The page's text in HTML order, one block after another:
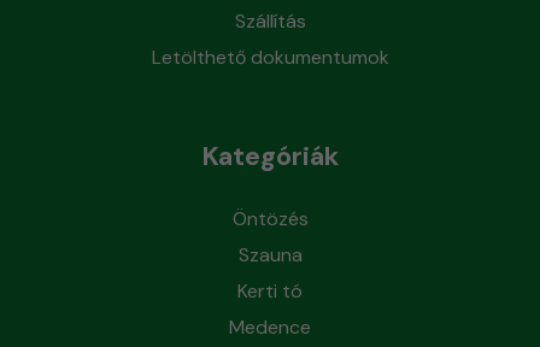
Szállítás
Letölthető dokumentumok
Kategóriák
Öntözés
Szauna
Kerti tó
Medence